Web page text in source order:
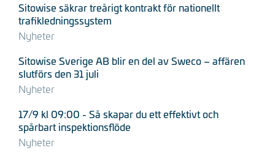
Sitowise säkrar treårigt kontrakt för nationellt
trafikledningssystem
Nyheter
Sitowise Sverige AB blir en del av Sweco – affären
slutförs den 31 juli
Nyheter
17/9 kl 09:00 - Så skapar du ett effektivt och
spårbart inspektionsflöde
Nyheter